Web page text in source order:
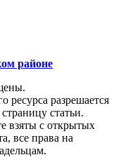
районе
ресурса разрешается
статьи.
взяты с открытых
все права на